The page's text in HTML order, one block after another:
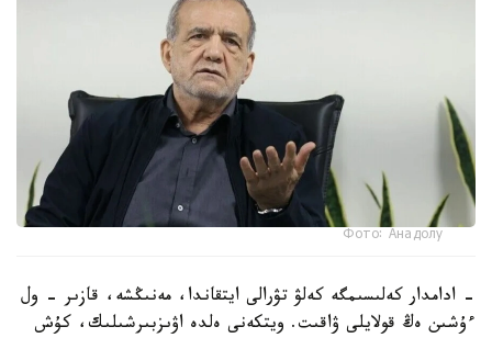
Фото: Анадолу
- ادامدار كەلىسىمگە كەلۋ تۋرالى ايتقاندا، مەنىڭشە، قازىر - ول
ءۇشىن ەڭ قولايلى ۋاقىت. ويتكەنى ەلدە اۋىزبىرشىلىك، كۇش